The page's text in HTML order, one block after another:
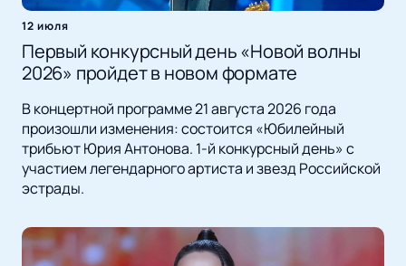
12 июля
Первый конкурсный день «Новой волны
2026» пройдет в новом формате
В концертной программе 21 августа 2026 года
произошли изменения: состоится «Юбилейный
трибьют Юрия Антонова. 1-й конкурсный день» с
участием легендарного артиста и звезд Российской
эстрады.